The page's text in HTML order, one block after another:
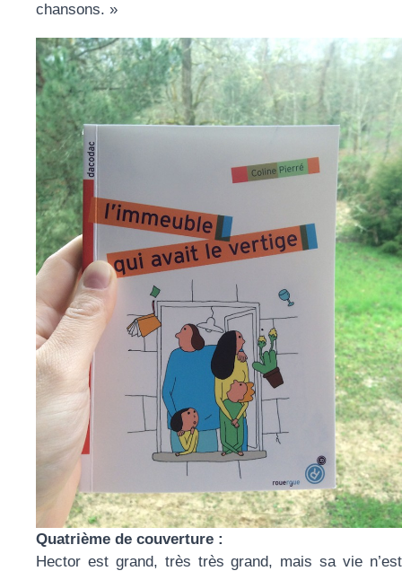
chansons. »
Quatrième de couverture :
Hector est grand, très très grand, mais sa vie n’est